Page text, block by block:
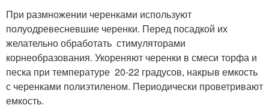
При размножении черенками используют
полуодревесневшие черенки. Перед посадкой их
желательно обработать стимуляторами
корнеобразования. Укореняют черенки в смеси торфа и
песка при температуре 20-22 градусов, накрыв емкость
с черенками полиэтиленом. Периодически проветривают
емкость.